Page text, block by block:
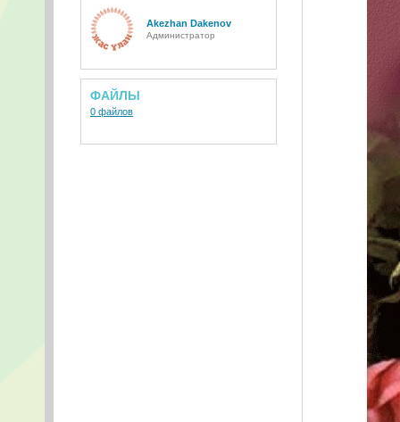
Akezhan Dakenov
Администратор
ФАЙЛЫ
0 файлов